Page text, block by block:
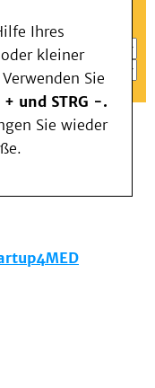
Ihres
kleiner
Sie
+ und STRG -.
Sie wieder
(KIM)